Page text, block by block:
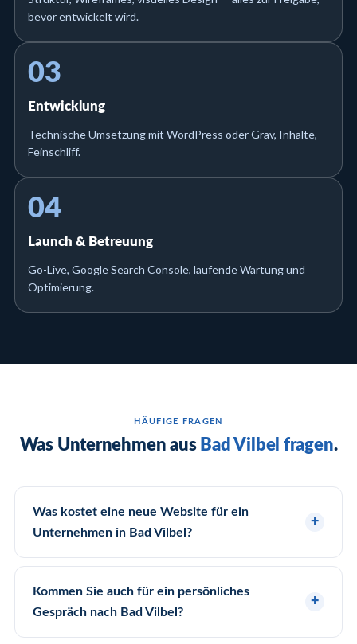
bevor entwickelt wird.
03
Entwicklung
Technische Umsetzung mit WordPress oder Grav, Inhalte,
Feinschliff.
04
Launch & Betreuung
Go-Live, Google Search Console, laufende Wartung und
Optimierung.
HÄUFIGE FRAGEN
Was Unternehmen aus Bad Vilbel fragen.
Was kostet eine neue Website für ein
Unternehmen in Bad Vilbel?
Kommen Sie auch für ein persönliches
Gespräch nach Bad Vilbel?